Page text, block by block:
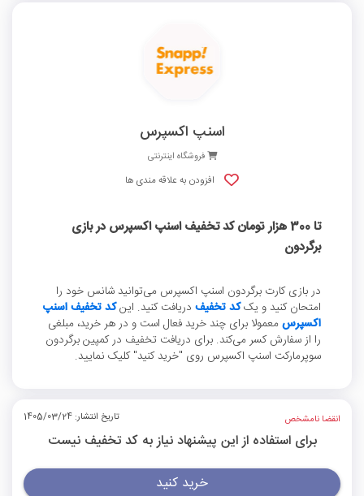
اسنپ اکسپرس
فروشگاه اینترنتی
افزودن به علاقه مندی ها
تا 300 هزار تومان کد تخفیف اسنپ اکسپرس در بازی
برگردون
در بازی کارت برگردون اسنپ اکسپرس می‌توانید شانس خود را
امتحان کنید و یککد تخفیفدریافت کنید. اینکد تخفیف اسنپ
اکسپرسمعمولا برای چند خرید فعال است و در هر خرید، مبلغی
را از سفارش کسر می‌کند. برای دریافت تخفیف در کمپین برگردون
سوپرمارکت اسنپ اکسپرس روی "خرید کنید" کلیک نمایید.
انقضا نامشخص تاریخ انتشار: 1405/03/24
برای استفاده از این پیشنهاد نیاز به کد تخفیف نیست
خرید کنید